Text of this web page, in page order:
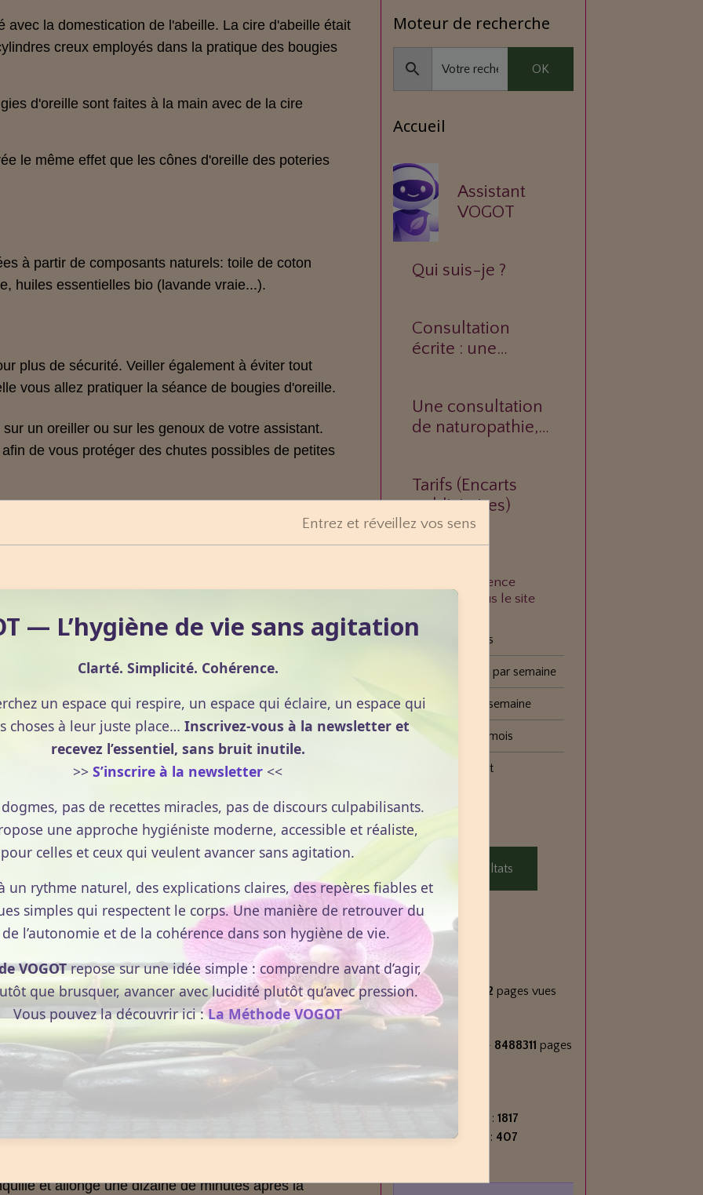
avec la domestication de l'abeille. La cire d'abeille était
creux employés dans la pratique des bougies
d'oreille sont faites à la main avec de la cire
le même effet que les cônes d'oreille des poteries
à partir de composants naturels: toile de coton
huiles essentielles bio (lavande vraie...).
plus de sécurité. Veiller également à éviter tout
vous allez pratiquer la séance de bougies d'oreille.
un oreiller ou sur les genoux de votre assistant.
de vous protéger des chutes possibles de petites
vous pour éteindre la bougie en fin de séance.
en tournant et en appuyant légèrement de façon à
de la bougie.
sept centimètres au-dessus de l’oreille.
le verre d’eau pour l’éteindre.
bords du conduit auditif avec un cure-oreille puis
douce.
c’est pourquoi il faut toujours traiter les deux oreilles.
et allongé une dizaine de minutes après la
Moteur de recherche
OK
Accueil
Assistant
VOGOT
Qui suis-je ?
Consultation
écrite : une
votre question.
Une consultation
de naturopathie,
Tarifs (Encarts
publicitaires)
À quelle fréquence
consultez-vous le site
Tous les jours
Plusieurs fois par semaine
Une fois par semaine
Une fois par mois
Plus rarement
Voir les résultats
Statistiques
Aujourd'hui
280 visiteurs - 442 pages vues
Total
visiteurs - 8488311 pages
vues
Nombre de pages :1817
Nombre d'articles : 407
Entrez et réveillez vos sens
— L’hygiène de vie sans agitation
Clarté. Simplicité. Cohérence.
un espace qui respire, un espace qui éclaire, un espace qui
choses à leur juste place… Inscrivez-vous à la newsletter et
recevez l’essentiel, sans bruit inutile.
>> S’inscrire à la newsletter <<
pas de recettes miracles, pas de discours culpabilisants.
une approche hygiéniste moderne, accessible et réaliste,
pour celles et ceux qui veulent avancer sans agitation.
un rythme naturel, des explications claires, des repères fiables et
simples qui respectent le corps. Une manière de retrouver du
de l’autonomie et de la cohérence dans son hygiène de vie.
VOGOTrepose sur une idée simple : comprendre avant d’agir,
que brusquer, avancer avec lucidité plutôt qu’avec pression.
Vous pouvez la découvrir ici :La Méthode VOGOT